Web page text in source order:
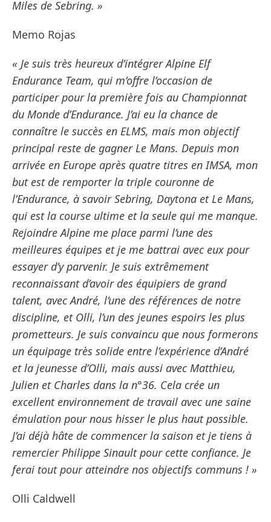
Miles de Sebring. »
Memo Rojas
« Je suis très heureux d’intégrer Alpine Elf
Endurance Team, qui m’offre l’occasion de
participer pour la première fois au Championnat
du Monde d’Endurance. J’ai eu la chance de
connaître le succès en ELMS, mais mon objectif
principal reste de gagner Le Mans. Depuis mon
arrivée en Europe après quatre titres en IMSA, mon
but est de remporter la triple couronne de
l’Endurance, à savoir Sebring, Daytona et Le Mans,
qui est la course ultime et la seule qui me manque.
Rejoindre Alpine me place parmi l’une des
meilleures équipes et je me battrai avec eux pour
essayer d’y parvenir. Je suis extrêmement
reconnaissant d’avoir des équipiers de grand
talent, avec André, l’une des références de notre
discipline, et Olli, l’un des jeunes espoirs les plus
prometteurs. Je suis convaincu que nous formerons
un équipage très solide entre l’expérience d’André
et la jeunesse d’Olli, mais aussi avec Matthieu,
Julien et Charles dans la n°36. Cela crée un
excellent environnement de travail avec une saine
émulation pour nous hisser le plus haut possible.
J’ai déjà hâte de commencer la saison et je tiens à
remercier Philippe Sinault pour cette confiance. Je
ferai tout pour atteindre nos objectifs communs ! »
Olli Caldwell